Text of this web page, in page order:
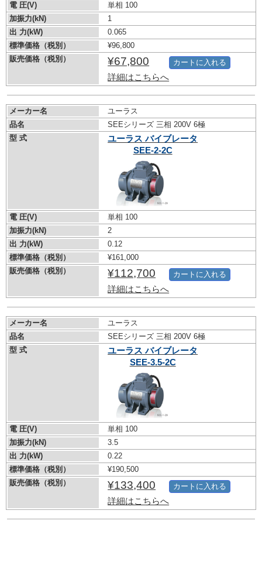
電 圧(V)
単相 100
加振力(kN)
1
出 力(kW)
0.065
標準価格（税別）
¥96,800
販売価格（税別）
¥67,800
詳細はこちらへ
カートに入れる
メーカー名
ユーラス
品名
SEEシリーズ 三相 200V 6極
型 式
ユーラス バイブレータ
SEE-2-2C
電 圧(V)
単相 100
加振力(kN)
2
出 力(kW)
0.12
標準価格（税別）
¥161,000
販売価格（税別）
¥112,700
詳細はこちらへ
カートに入れる
メーカー名
ユーラス
品名
SEEシリーズ 三相 200V 6極
型 式
ユーラス バイブレータ
SEE-3.5-2C
電 圧(V)
単相 100
加振力(kN)
3.5
出 力(kW)
0.22
標準価格（税別）
¥190,500
販売価格（税別）
¥133,400
詳細はこちらへ
カートに入れる